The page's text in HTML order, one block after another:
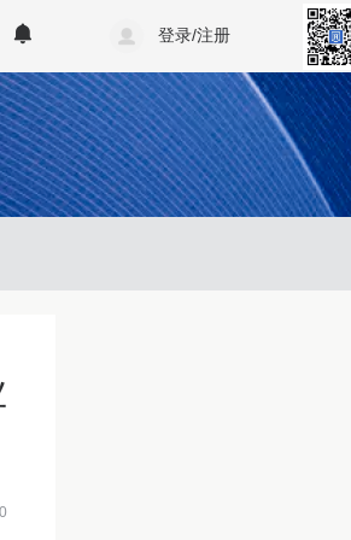
登录/注册